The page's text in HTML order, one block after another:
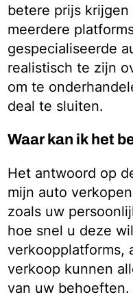
betere prijs
meerdere
gespecialiseerde
realistisch te zijn
om te
deal te sluiten.
Waar kan ik het
Het antwoord op
mijn auto
zoals uw
hoe snel u deze
verkoopplatforms,
verkoop kunnen
van uw